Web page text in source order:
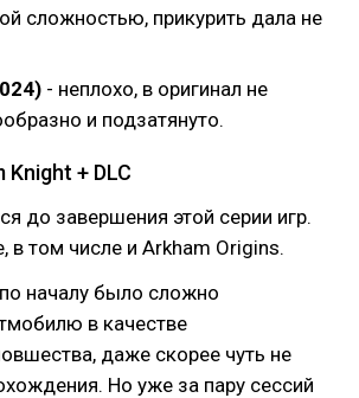
сложностью, прикурить дала не
- неплохо, в оригинал не
и подзатянуто.
Knight + DLC
до завершения этой серии игр.
в том числе и Arkham Origins.
началу было сложно
в качестве
даже скорее чуть не
Но уже за пару сессий